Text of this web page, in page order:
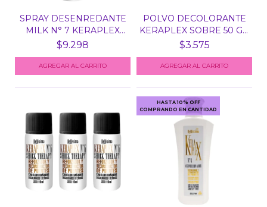
SPRAY DESENREDANTE
MILK N° 7 KERAPLEX
BE...
$9.298
POLVO DECOLORANTE
KERAPLEX SOBRE 50 GR
B...
$3.575
HASTA 10% OFF
COMPRANDO EN CANTIDAD